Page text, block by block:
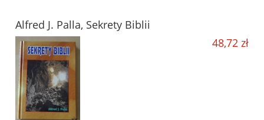
Alfred J. Palla, Sekrety Biblii
48,72 zł